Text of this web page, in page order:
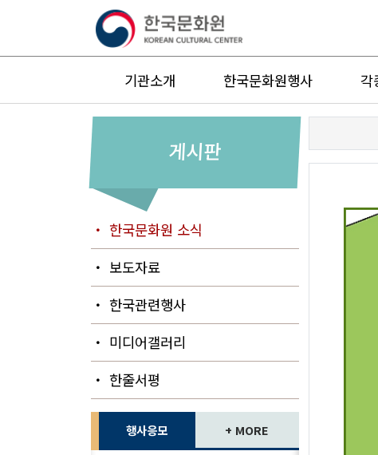
기관소개 한국문화원행사 각
게시판
・ 한국문화원 소식
・ 보도자료
・ 한국관련행사
・ 미디어갤러리
・ 한줄서평
행사응모 + MORE